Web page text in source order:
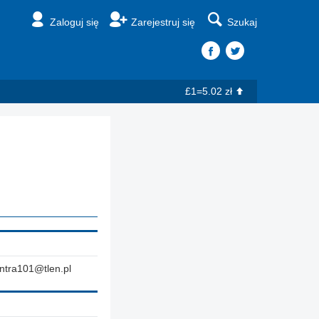
Zaloguj się Zarejestruj się Szukaj
£1=5.02 zł